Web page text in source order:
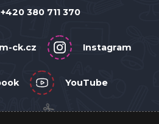
+420 380 711 370
ck.cz Instagram
YouTube